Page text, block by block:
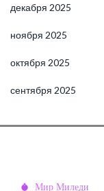
декабря 2025
ноября 2025
октября 2025
сентября 2025